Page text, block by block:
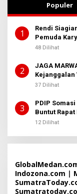
Populer
1
Rendi
Pemuda
Sembiring
48 Dilihat
2
JAGA
Kejanggalan
37 Dilihat
3
PDIP
Buntut
12 Dilihat
Indozona.com |